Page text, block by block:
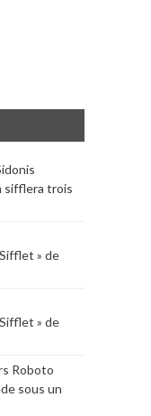
sifflera trois
» de
» de
Roboto
sous un